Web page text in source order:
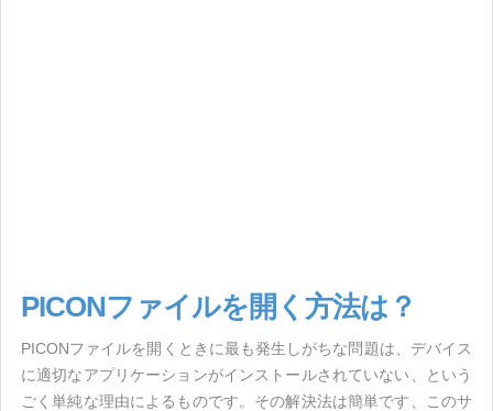
PICONファイルを開く方法は？
PICONファイルを開くときに最も発生しがちな問題は、デバイス
に適切なアプリケーションがインストールされていない、という
ごく単純な理由によるものです。その解決法は簡単です、このサ